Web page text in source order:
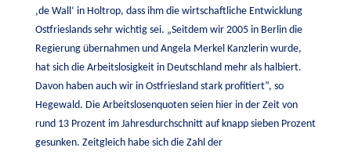
de Wall‘ in Holtrop, dass ihm die wirtschaftliche Entwicklung
Ostfrieslands sehr wichtig sei. „Seitdem wir 2005 in Berlin die
Regierung übernahmen und Angela Merkel Kanzlerin wurde,
hat sich die Arbeitslosigkeit in Deutschland mehr als halbiert.
Davon haben auch wir in Ostfriesland stark profitiert”, so
Hegewald. Die Arbeitslosenquoten seien hier in der Zeit von
rund 13 Prozent im Jahresdurchschnitt auf knapp sieben Prozent
gesunken. Zeitgleich habe sich die Zahl der